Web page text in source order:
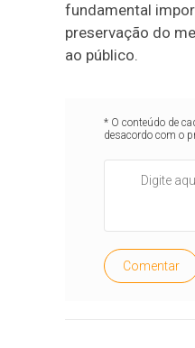
fundamental
preservação do
ao público.
* O conteúdo de
desacordo com o
Comentar